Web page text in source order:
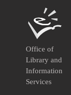
Office of
Library and
Information
Services